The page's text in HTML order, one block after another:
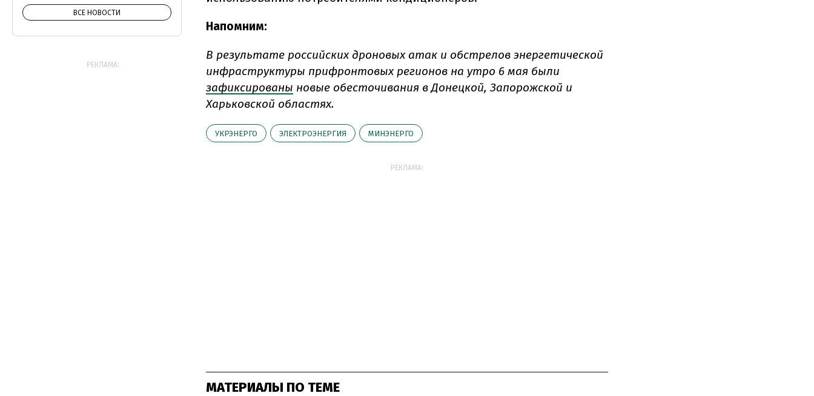
Напомним:
В результате российских дроновых атак и обстрелов энергетической
инфраструктуры прифронтовых регионов на утро 6 мая были
зафиксированы новые обесточивания в Донецкой, Запорожской и
Харьковской областях.
УКРЭНЕРГО ЭЛЕКТРОЭНЕРГИЯ МИНЭНЕРГО
РЕКЛАМА:
МАТЕРИАЛЫ ПО ТЕМЕ
ВСЕ НОВОСТИ
РЕКЛАМА: